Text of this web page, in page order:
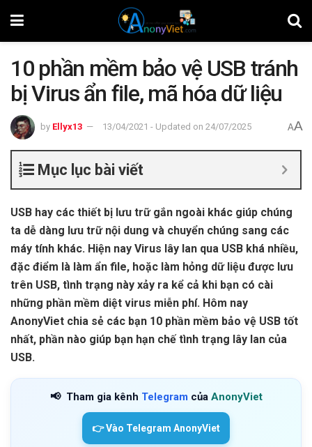
10 phần mềm bảo vệ USB tránh
bị Virus ẩn file, mã hóa dữ liệu
by Ellyx13 13/04/2021 - Updated on 24/07/2025 AA
Mục lục bài viết
USB hay các thiết bị lưu trữ gắn ngoài khác giúp chúng
ta dễ dàng lưu trữ nội dung và chuyển chúng sang các
máy tính khác. Hiện nay Virus lây lan qua USB khá nhiều,
đặc điểm là làm ẩn file, hoặc làm hỏng dữ liệu được lưu
trên USB, tình trạng này xảy ra kể cả khi bạn có cài
những phần mềm diệt virus miễn phí. Hôm nay
AnonyViet chia sẻ các bạn 10 phần mềm bảo vệ USB tốt
nhất, phần nào giúp bạn hạn chế tình trạng lây lan của
USB.
📢 Tham gia kênh Telegram của AnonyViet
👉 Vào Telegram AnonyViet